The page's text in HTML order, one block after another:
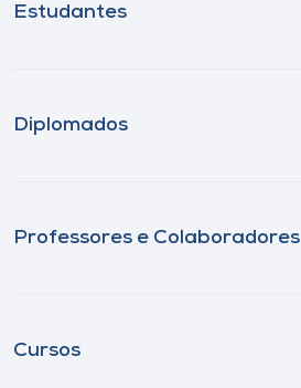
Estudantes
Diplomados
Professores e Colaboradores
Cursos